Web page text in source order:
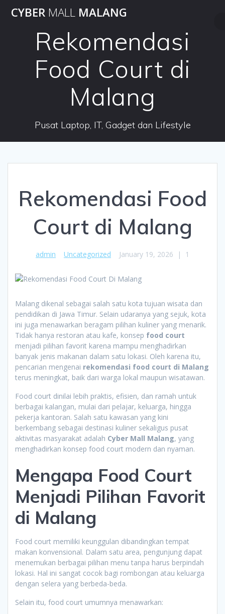
to
CYBER MALL MALANG
Rekomendasi
Food Court di
Malang
Pusat Laptop, IT, Gadget dan Lifestyle
Rekomendasi Food
Court di Malang
admin Uncategorized January 19, 2026 | 1
Malang dikenal sebagai salah satu kota tujuan wisata dan
pendidikan di Jawa Timur. Selain udaranya yang sejuk, kota
ini juga menawarkan beragam pilihan kuliner yang menarik.
Tidak hanya restoran atau kafe, konsep food court
menjadi pilihan favorit karena mampu menghadirkan
banyak jenis makanan dalam satu lokasi. Oleh karena itu,
pencarian mengenai rekomendasi food court di Malang
terus meningkat, baik dari warga lokal maupun wisatawan.
Food court dinilai lebih praktis, efisien, dan ramah untuk
berbagai kalangan, mulai dari pelajar, keluarga, hingga
pekerja kantoran. Salah satu kawasan yang kini
berkembang sebagai destinasi kuliner sekaligus pusat
aktivitas masyarakat adalah Cyber Mall Malang, yang
menghadirkan konsep food court modern dan nyaman.
Mengapa Food Court
Menjadi Pilihan Favorit
di Malang
Food court memiliki keunggulan dibandingkan tempat
makan konvensional. Dalam satu area, pengunjung dapat
menemukan berbagai pilihan menu tanpa harus berpindah
lokasi. Hal ini sangat cocok bagi rombongan atau keluarga
dengan selera yang berbeda-beda.
Selain itu, food court umumnya menawarkan: